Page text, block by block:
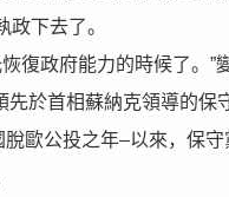
政下去了。
復政府能力的時候了。”
於首相蘇納克領導的保
歐公投之年–以來，保